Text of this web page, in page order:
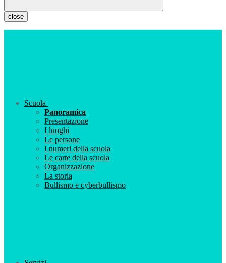
close
Scuola
Panoramica
Presentazione
I luoghi
Le persone
I numeri della scuola
Le carte della scuola
Organizzazione
La storia
Bullismo e cyberbullismo